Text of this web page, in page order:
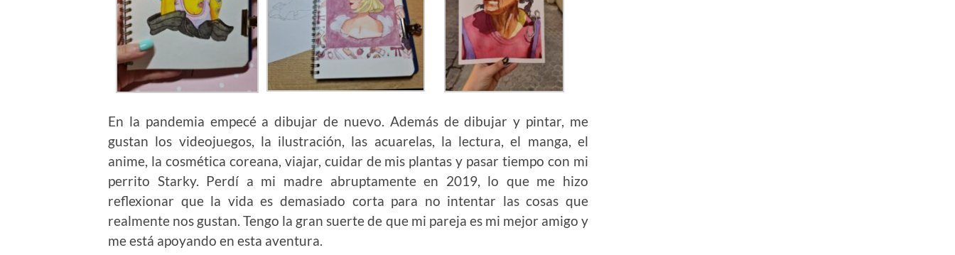
En la pandemia empecé a dibujar de nuevo. Además de dibujar y pintar, me
gustan los videojuegos, la ilustración, las acuarelas, la lectura, el manga, el
anime, la cosmética coreana, viajar, cuidar de mis plantas y pasar tiempo con mi
perrito Starky. Perdí a mi madre abruptamente en 2019, lo que me hizo
reflexionar que la vida es demasiado corta para no intentar las cosas que
realmente nos gustan. Tengo la gran suerte de que mi pareja es mi mejor amigo y
me está apoyando en esta aventura.